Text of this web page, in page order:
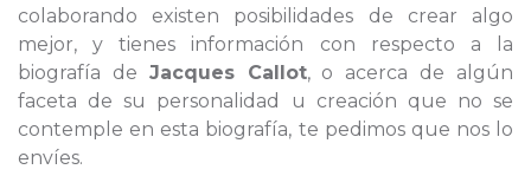
colaborando existen posibilidades de crear algo
mejor, y tienes información con respecto a la
biografía de Jacques Callot, o acerca de algún
faceta de su personalidad u creación que no se
contemple en esta biografía, te pedimos que nos lo
envíes.